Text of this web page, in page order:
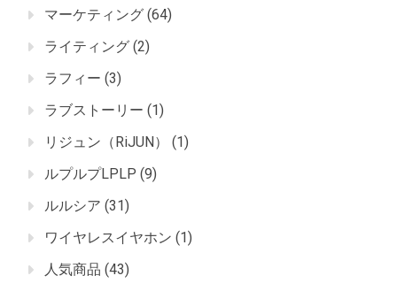
マーケティング (64)
ライティング (2)
ラフィー (3)
ラブストーリー (1)
リジュン（RiJUN）
(1)
ルプルプLPLP (9)
ルルシア (31)
ワイヤレスイヤホン (1)
人気商品 (43)